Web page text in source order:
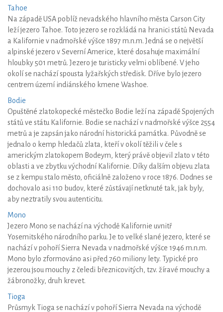
Tahoe
Na západě USA poblíž nevadského hlavního města Carson City
leží jezero Tahoe. Toto jezero se rozkládá na hranici států Nevada
a Kalifornie v nadmořské výšce 1897 m.n.m. Jedná se o největší
alpinské jezero v Severní Americe, které dosahuje maximální
hloubky 501 metrů. Jezero je turisticky velmi oblíbené. V jeho
okolí se nachází spousta lyžařských středisk. Dříve bylo jezero
centrem území indiánského kmene Washoe.
Bodie
Opuštěné zlatokopecké městečko Bodie leží na západě Spojených
států ve státu Kalifornie. Bodie se nachází v nadmořské výšce 2554
metrů a je zapsán jako národní historická památka. Původně se
jednalo o kemp hledačů zlata, kteří v okolí těžili v čele s
americkým zlatokopem Bodeym, který právě objevil zlato v této
oblasti a ve zbytku východní Kalifornie. Díky dalším objevu zlata
se z kempu stalo město, oficiálně založeno v roce 1876. Dodnes se
dochovalo asi 110 budov, které zůstávají netknuté tak, jak byly,
aby neztratily svou autenticitu.
Mono
Jezero Mono se nachází na východě Kalifornie uvnitř
Yosemitského národního parku. Je to velké slané jezero, které se
nachází v pohoří Sierra Nevada v nadmořské výšce 1946 m.n.m.
Mono bylo zformováno asi před 760 miliony lety. Typické pro
jezerou jsou mouchy z čeledi březnicovitých, tzv. žíravé mouchy a
žábronožky, druh krevet.
Tioga
Průsmyk Tioga se nachází v pohoří Sierra Nevada na východě